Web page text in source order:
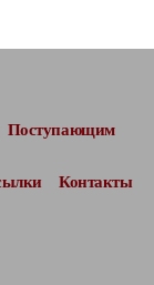
Поступающим
Контакты